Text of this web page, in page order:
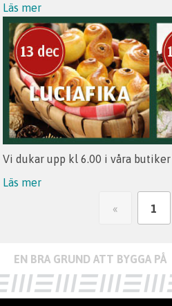
Läs mer
Vi dukar upp kl 6.00 i våra
Läs mer
« 1